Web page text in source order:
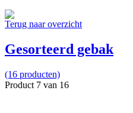
Terug naar overzicht
Gesorteerd gebak
(16 producten)
Product 7 van 16